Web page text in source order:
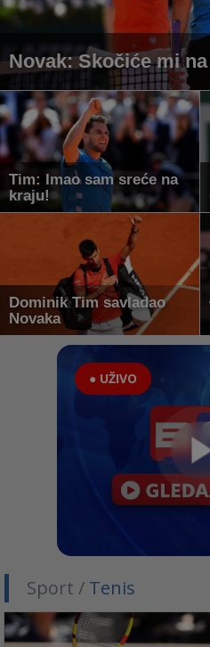
Novak: Skočiće mi
Tim: Imao sam sreće na
kraju!
Dominik Tim savladao
Novaka
● UŽIVO
Sport / Tenis